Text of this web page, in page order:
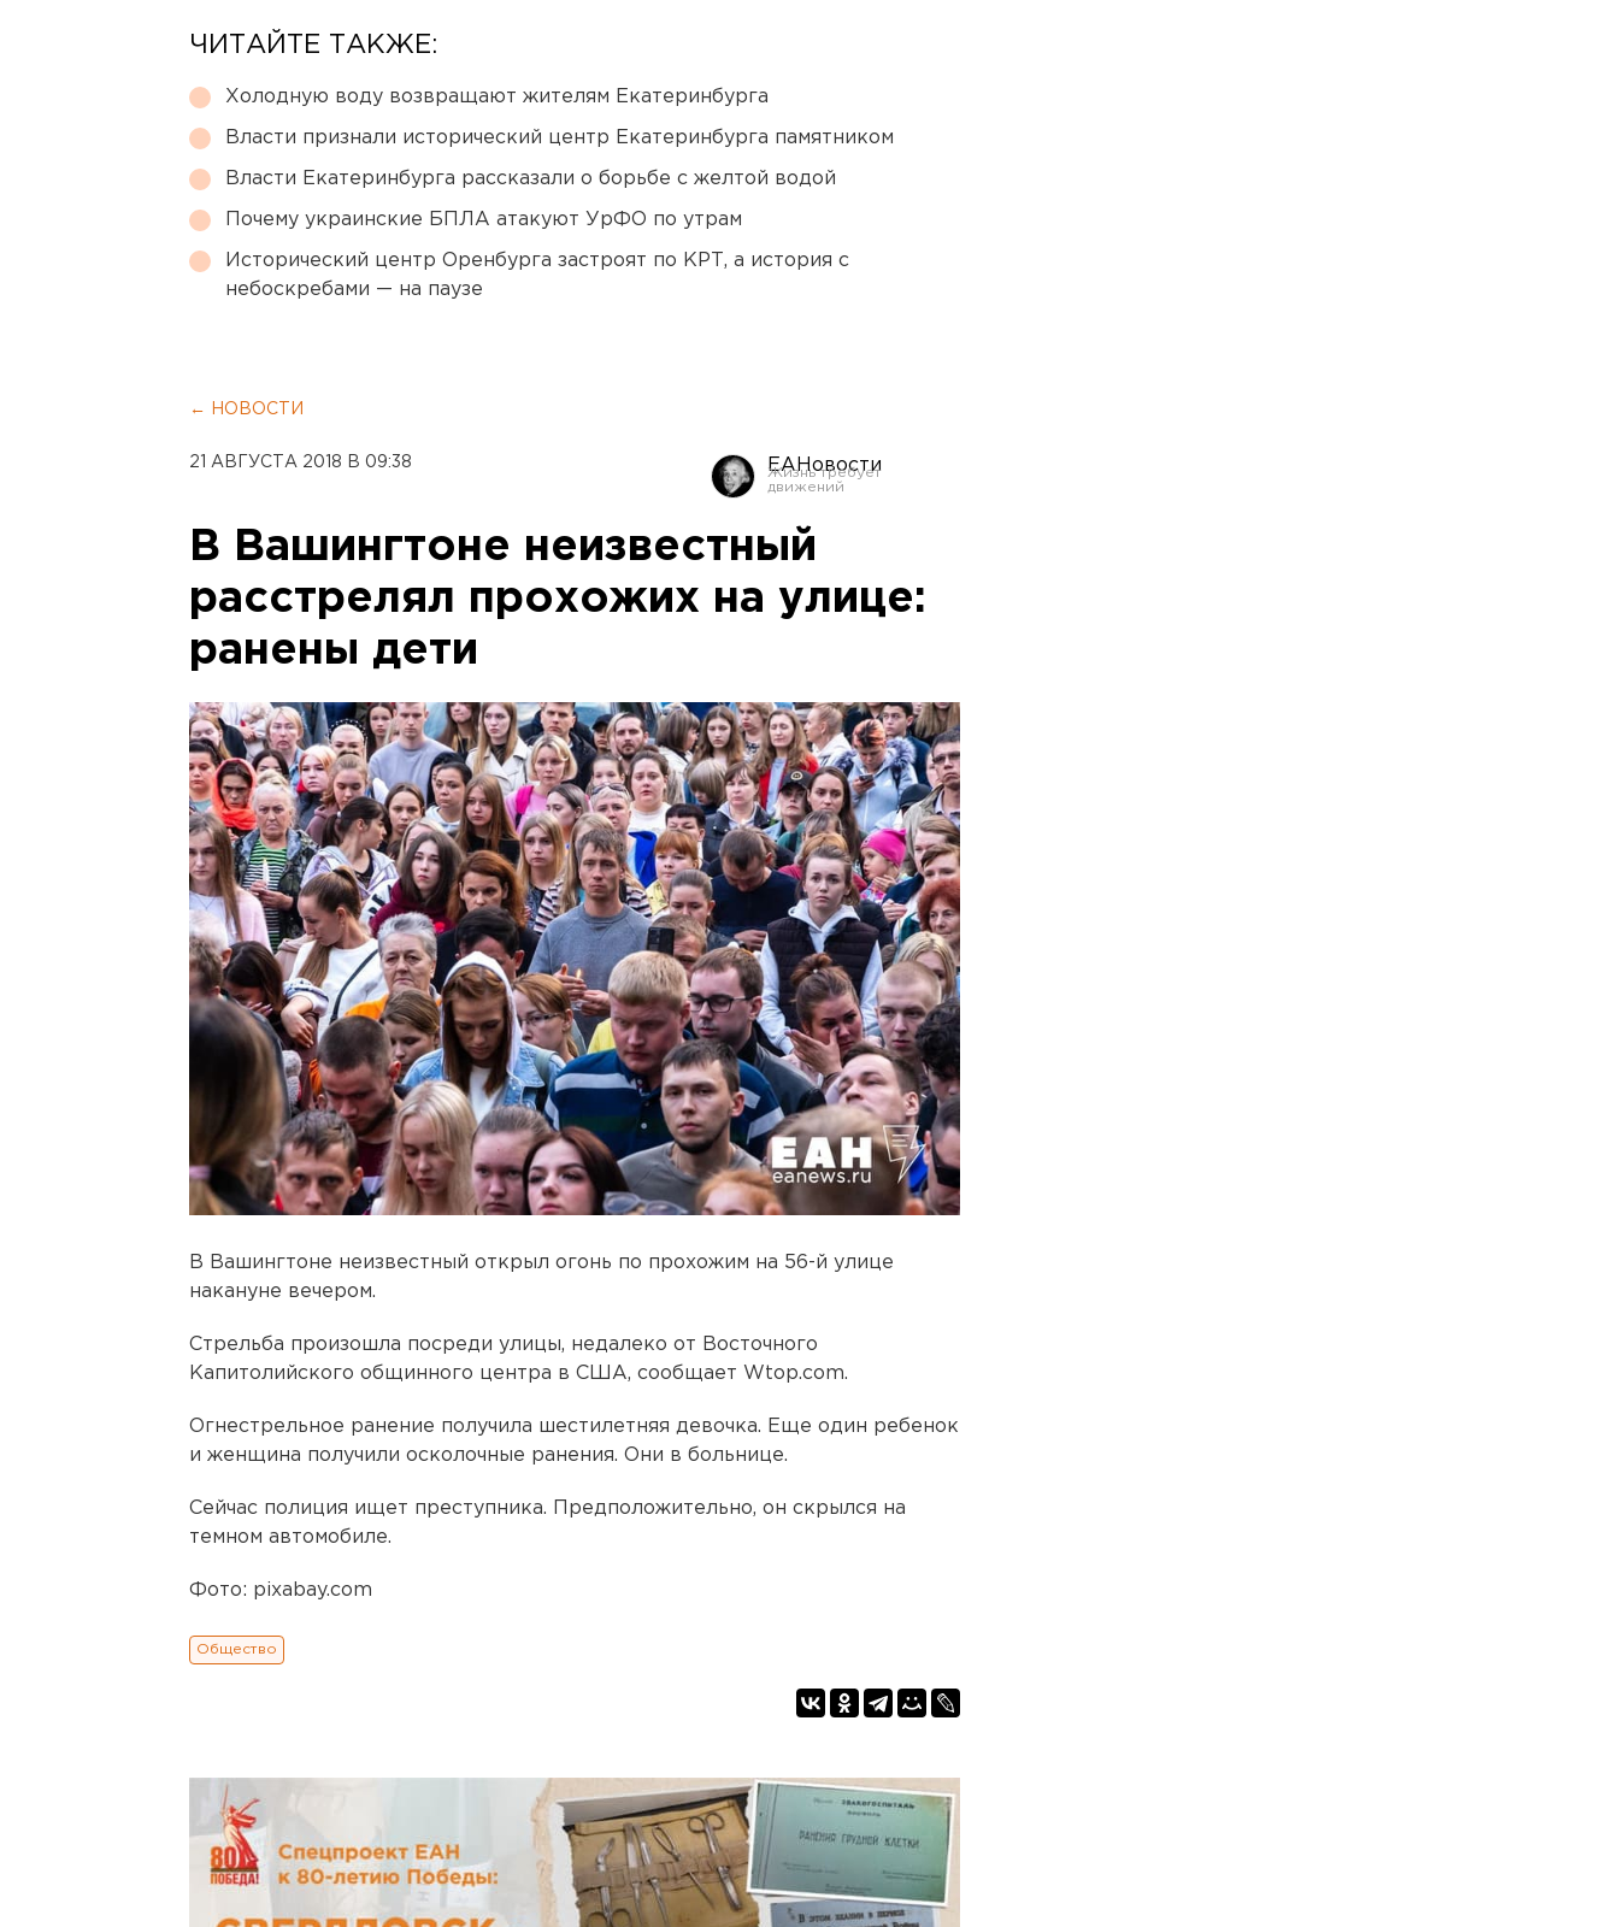
ЧИТАЙТЕ ТАКЖЕ:
Холодную воду возвращают жителям Екатеринбурга
Власти признали исторический центр Екатеринбурга памятником
Власти Екатеринбурга рассказали о борьбе с желтой водой
Почему украинские БПЛА атакуют УрФО по утрам
Исторический центр Оренбурга застроят по КРТ, а история с
небоскребами — на паузе
← НОВОСТИ
21 АВГУСТА 2018 В 09:38 ЕАНовости
В Вашингтоне неизвестный
расстрелял прохожих на улице:
ранены дети
В Вашингтоне неизвестный открыл огонь по прохожим на 56-й улице
накануне вечером.
Стрельба произошла посреди улицы, недалеко от Восточного
Капитолийского общинного центра в США, сообщает Wtop.com.
Огнестрельное ранение получила шестилетняя девочка. Еще один ребенок
и женщина получили осколочные ранения. Они в больнице.
Сейчас полиция ищет преступника. Предположительно, он скрылся на
темном автомобиле.
Фото: pixabay.com
Общество